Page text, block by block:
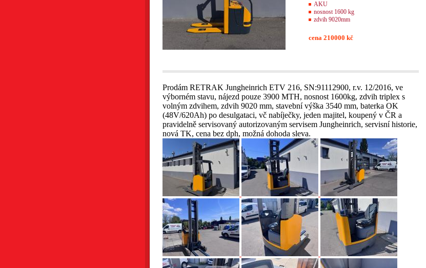
AKU
nosnost 1600 kg
zdvih 9020mm
cena 210000 kč
Prodám RETRAK Jungheinrich ETV 216, SN:91112900, r.v. 12/2016, ve
výborném stavu, nájezd pouze 3900 MTH, nosnost 1600kg, zdvih triplex s
volným zdvihem, zdvih 9020 mm, stavební výška 3540 mm, baterka OK
(48V/620Ah) po desulgataci, vč nabíječky, jeden majitel, koupený v ČR a
pravidelně servisovaný autorizovaným servisem Jungheinrich, servisní historie,
nová TK, cena bez dph, možná dohoda sleva.